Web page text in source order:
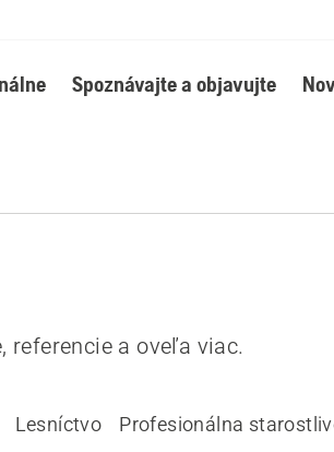
Spoznávajte a objavujte
referencie a oveľa viac.
Lesníctvo Profesionálna